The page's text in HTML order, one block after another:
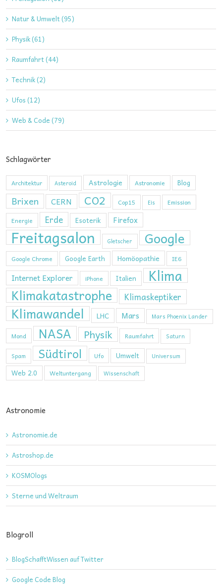
Natur & Umwelt (95)
Physik (61)
Raumfahrt (44)
Technik (2)
Ufos (12)
Web & Code (79)
Schlagwörter
Architektur Asteroid Astrologie Astronomie Blog
Brixen CERN CO2 Cop15 Eis
Emission
Energie
Erde Esoterik Firefox
Freitagsalon Gletscher Google
Google Chrome Google Earth Homöopathie IE6
Internet Explorer iPhone Italien Klima
Klimakatastrophe Klimaskeptiker
Klimawandel LHC Mars Mars Phoenix Lander
Mond NASA Physik Raumfahrt Saturn
Spam Südtirol Ufo Umwelt Universum
Web 2.0 Weltuntergang Wissenschaft
Astronomie
Astronomie.de
Astroshop.de
KOSMOlogs
Sterne und Weltraum
Blogroll
BlogSchafftWissen auf Twitter
Google Code Blog